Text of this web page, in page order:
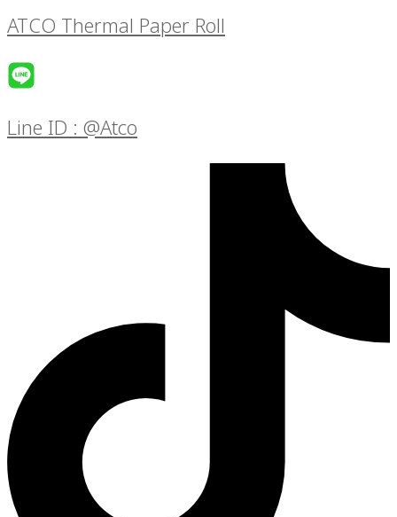
ATCO Thermal Paper Roll
Line ID : @Atco